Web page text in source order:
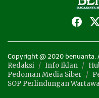
Copyright @ 2020 benuanta.
Redaksi
Info Iklan
Pedoman Media Siber
SOP Perlindungan